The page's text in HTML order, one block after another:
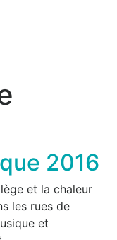
2016
et la chaleur
les rues de
et